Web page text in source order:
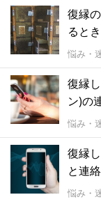
復縁
ると
悩み・
復縁
ン)の
悩み・
復縁
と連
悩み・